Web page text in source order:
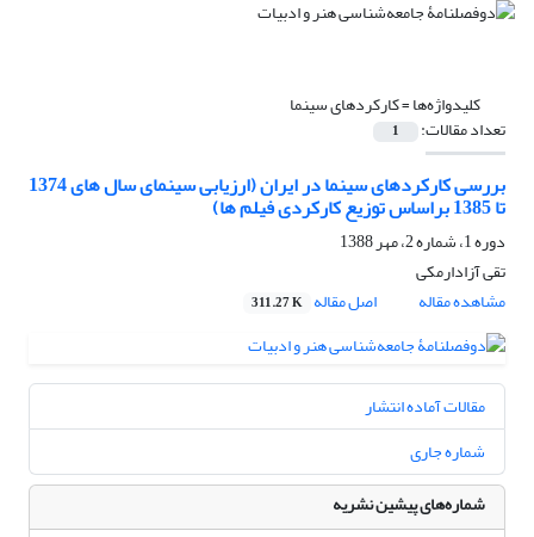
کلیدواژه‌ها =کارکردهای سینما
تعداد مقالات: 1
بررسی کارکردهای سینما در ایران (ارزیابی سینمای سال های 1374
تا 1385 براساس توزیع کارکردی فیلم ها)
دوره 1، شماره 2، مهر 1388
تقی آزادارمکی
مشاهده مقاله
اصل مقاله 311.27 K
مقالات آماده انتشار
شماره جاری
شماره‌های پیشین نشریه